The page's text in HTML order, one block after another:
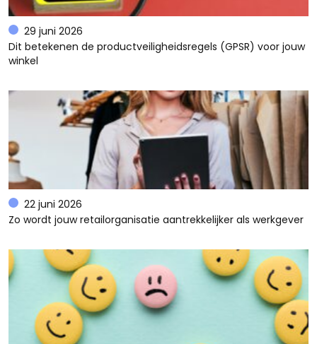
29 juni 2026
Dit betekenen de productveiligheidsregels (GPSR) voor jouw
winkel
22 juni 2026
Zo wordt jouw retailorganisatie aantrekkelijker als werkgever